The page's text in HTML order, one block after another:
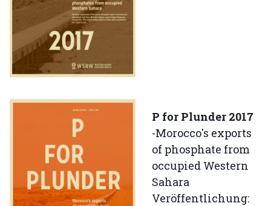
P for Plunder 2017
-Morocco's exports
of phosphate from
occupied Western
Sahara
Veröffentlichung: